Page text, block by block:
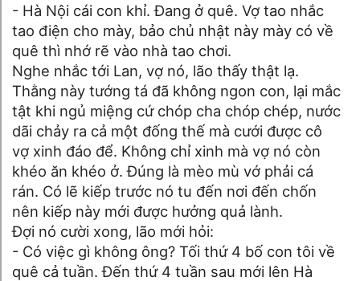
- Hà Nội cái con khỉ. Đang ở quê. Vợ tao nhắc
tao điện cho mày, bảo chủ nhật này mày có về
quê thì nhớ rẽ vào nhà tao chơi.
Nghe nhắc tới Lan, vợ nó, lão thấy thật lạ.
Thằng này tướng tá đã không ngon con, lại mắc
tật khi ngủ miệng cứ chóp cha chóp chép, nước
dãi chảy ra cả một đống thế mà cưới được cô
vợ xinh đáo để. Không chỉ xinh mà vợ nó còn
khéo ăn khéo ở. Đúng là mèo mù vớ phải cá
rán. Có lẽ kiếp trước nó tu đến nơi đến chốn
nên kiếp này mới được hưởng quả lành.
Đợi nó cười xong, lão mới hỏi:
- Có việc gì không ông? Tối thứ 4 bố con tôi về
quê cả tuần. Đến thứ 4 tuần sau mới lên Hà